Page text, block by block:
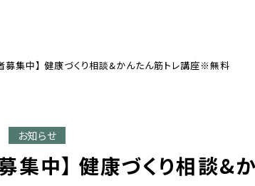
募集中】 健康づくり相談&かんたん筋トレ講座※無料
お知らせ
集中】 健康づくり相談